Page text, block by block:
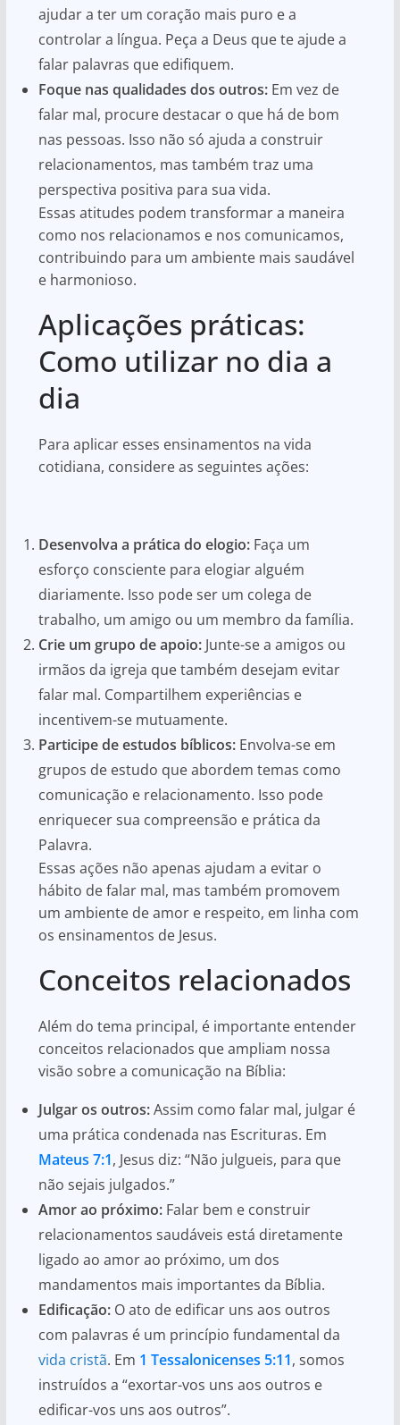
ajudar a ter um coração mais puro e a
controlar a língua. Peça a Deus que te ajude a
falar palavras que edifiquem.
Foque nas qualidades dos outros:Em vez de
falar mal, procure destacar o que há de bom
nas pessoas. Isso não só ajuda a construir
relacionamentos, mas também traz uma
perspectiva positiva para sua vida.
Essas atitudes podem transformar a maneira
como nos relacionamos e nos comunicamos,
contribuindo para um ambiente mais saudável
e harmonioso.
Aplicações práticas:
Como utilizar no dia a
dia
Para aplicar esses ensinamentos na vida
cotidiana, considere as seguintes ações:
Desenvolva a prática do elogio:Faça um
esforço consciente para elogiar alguém
diariamente. Isso pode ser um colega de
trabalho, um amigo ou um membro da família.
Crie um grupo de apoio:Junte-se a amigos ou
irmãos da igreja que também desejam evitar
falar mal. Compartilhem experiências e
incentivem-se mutuamente.
Participe de estudos bíblicos:Envolva-se em
grupos de estudo que abordem temas como
comunicação e relacionamento. Isso pode
enriquecer sua compreensão e prática da
Palavra.
Essas ações não apenas ajudam a evitar o
hábito de falar mal, mas também promovem
um ambiente de amor e respeito, em linha com
os ensinamentos de Jesus.
Conceitos relacionados
Além do tema principal, é importante entender
conceitos relacionados que ampliam nossa
visão sobre a comunicação na Bíblia:
Julgar os outros:Assim como falar mal, julgar é
uma prática condenada nas Escrituras. Em
Mateus 7:1, Jesus diz: “Não julgueis, para que
não sejais julgados.”
Amor ao próximo:Falar bem e construir
relacionamentos saudáveis está diretamente
ligado ao amor ao próximo, um dos
mandamentos mais importantes da Bíblia.
Edificação:O ato de edificar uns aos outros
com palavras é um princípio fundamental da
vida cristã. Em 1 Tessalonicenses 5:11, somos
instruídos a “exortar-vos uns aos outros e
edificar-vos uns aos outros”.